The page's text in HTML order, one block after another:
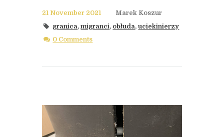
21 November 2021
Marek Koszur
granica,migranci, obłuda,uciekinierzy
0 Comments